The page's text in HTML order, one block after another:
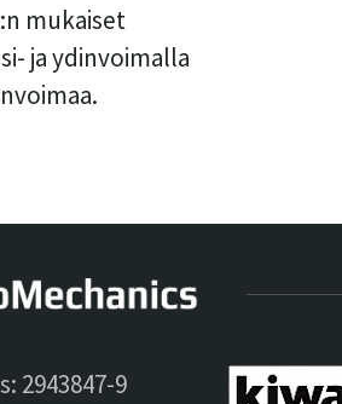
mukaiset
ja ydinvoimalla
2943847-9